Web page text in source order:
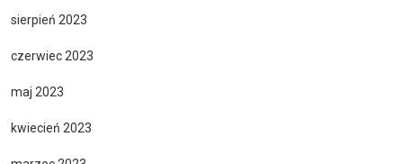
sierpień 2023
czerwiec 2023
maj 2023
kwiecień 2023